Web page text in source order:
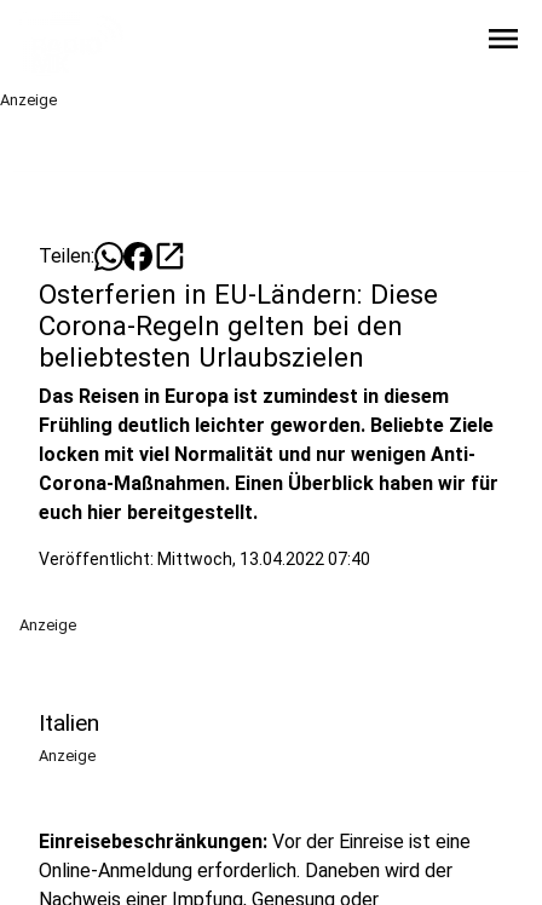
menu
Anzeige
Teilen: open_in_new
Osterferien in EU-Ländern: Diese
Corona-Regeln gelten bei den
beliebtesten Urlaubszielen
Das Reisen in Europa ist zumindest in diesem
Frühling deutlich leichter geworden. Beliebte Ziele
locken mit viel Normalität und nur wenigen Anti-
Corona-Maßnahmen. Einen Überblick haben wir für
euch hier bereitgestellt.
Veröffentlicht: Mittwoch, 13.04.2022 07:40
Anzeige
Italien
Anzeige
Einreisebeschränkungen: Vor der Einreise ist eine
Online-Anmeldung erforderlich. Daneben wird der
Nachweis einer Impfung, Genesung oder